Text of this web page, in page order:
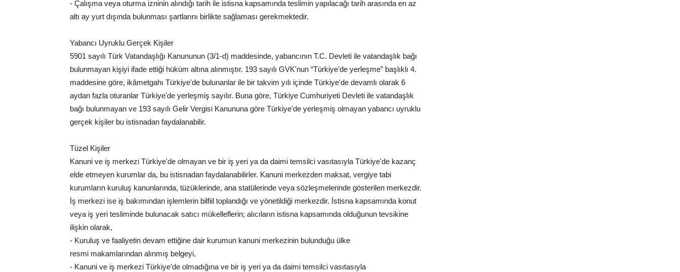
- Çalışma veya oturma izninin alındığı tarih ile istisna kapsamında teslimin yapılacağı tarih arasında en az
altı ay yurt dışında bulunması şartlarını birlikte sağlaması gerekmektedir.
Yabancı Uyruklu Gerçek Kişiler
5901 sayılı Türk Vatandaşlığı Kanununun (3/1-d) maddesinde, yabancının T.C. Devleti ile vatandaşlık bağı
bulunmayan kişiyi ifade ettiği hüküm altına alınmıştır. 193 sayılı GVK'nun “Türkiye'de yerleşme” başlıklı 4.
maddesine göre, ikâmetgahı Türkiye'de bulunanlar ile bir takvim yılı içinde Türkiye'de devamlı olarak 6
aydan fazla oturanlar Türkiye'de yerleşmiş sayılır. Buna göre, Türkiye Cumhuriyeti Devleti ile vatandaşlık
bağı bulunmayan ve 193 sayılı Gelir Vergisi Kanununa göre Türkiye'de yerleşmiş olmayan yabancı uyruklu
gerçek kişiler bu istisnadan faydalanabilir.
Tüzel Kişiler
Kanuni ve iş merkezi Türkiye'de olmayan ve bir iş yeri ya da daimi temsilci vasıtasıyla Türkiye'de kazanç
elde etmeyen kurumlar da, bu istisnadan faydalanabilirler. Kanuni merkezden maksat, vergiye tabi
kurumların kuruluş kanunlarında, tüzüklerinde, ana statülerinde veya sözleşmelerinde gösterilen merkezdir.
İş merkezi ise iş bakımından işlemlerin bilfiil toplandığı ve yönetildiği merkezdir. İstisna kapsamında konut
veya iş yeri tesliminde bulunacak satıcı mükelleflerin; alıcıların istisna kapsamında olduğunun tevsikine
ilişkin olarak,
- Kuruluş ve faaliyetin devam ettiğine dair kurumun kanuni merkezinin bulunduğu ülke
resmi makamlarından alınmış belgeyi,
- Kanuni ve iş merkezi Türkiye'de olmadığına ve bir iş yeri ya da daimi temsilci vasıtasıyla